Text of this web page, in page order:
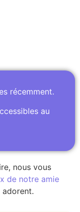
récemment.
au
nous vous
de notre amie
adorent.